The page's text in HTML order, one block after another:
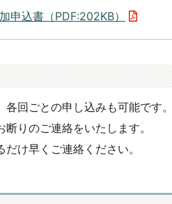
申込書（PDF:202KB）
回ごとの申し込みも可能です。
りのご連絡をいたします。
け早くご連絡ください。